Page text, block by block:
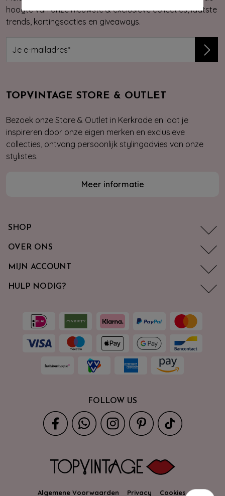
hoogte van onze nieuwste & exclusieve collecties, laatste
trends, kortingsacties en giveaways.
TOPVINTAGE STORE & OUTLET
Bezoek onze Store & Outlet in Kerkrade en laat je
inspireren door onze eigen merken en exclusieve
collecties, ontvang persoonlijk stylingadvies van onze
stylistes.
Meer informatie
SHOP
OVER ONS
MIJN ACCOUNT
HULP NODIG?
FOLLOW US
Algemene Voorwaarden Privacy Cookies